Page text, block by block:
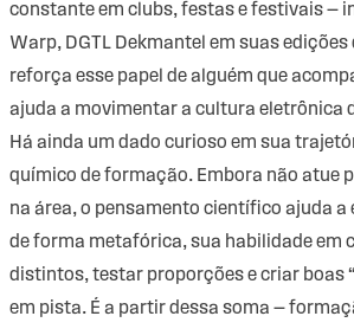
constante em clubs, festas e festivais —
Warp, DGTL Dekmantel em suas edições
reforça esse papel de alguém que
ajuda a movimentar a cultura eletrônica
Há ainda um dado curioso em sua
químico de formação. Embora não atue
na área, o pensamento científico ajuda a
de forma metafórica, sua habilidade em
distintos, testar proporções e criar boas
em pista. É a partir dessa soma —